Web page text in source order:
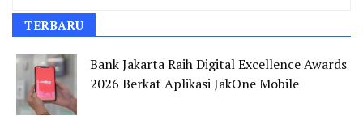
TERBARU
Bank Jakarta Raih Digital Excellence Awards
2026 Berkat Aplikasi JakOne Mobile